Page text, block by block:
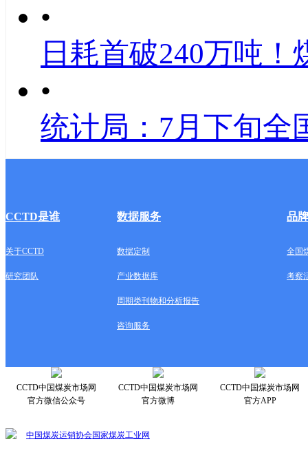
•
日耗首破240万吨！
•
统计局：7月下旬全
CCTD是谁 数据服务 品
关于CCTD 数据定制 全国
研究团队 产业数据库 考察
周期类刊物和分析报告
咨询服务
CCTD中国煤炭市场网
官方微信公众号
CCTD中国煤炭市场网
官方微博
CCTD中国煤炭市场网
官方APP
中国煤炭运销协会国家煤炭工业网